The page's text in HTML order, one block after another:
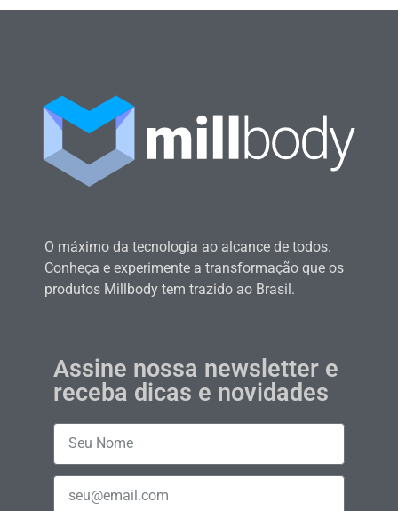
O máximo da tecnologia ao alcance de todos.
Conheça e experimente a transformação que os
produtos Millbody tem trazido ao Brasil.
Assine nossa newsletter e
receba dicas e novidades